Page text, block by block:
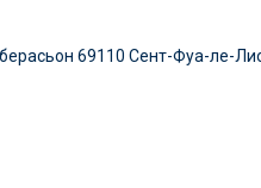
69110 Сент-Фуа-ле-